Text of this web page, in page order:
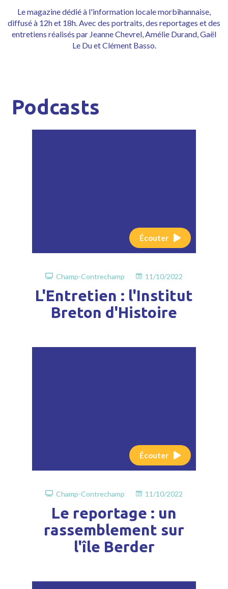
Le magazine dédié à l'information locale morbihannaise,
diffusé à 12h et 18h. Avec des portraits, des reportages et des
entretiens réalisés par Jeanne Chevrel, Amélie Durand, Gaël
Le Du et Clément Basso.
Podcasts
Écouter
Champ-Contrechamp 11/10/2022
L'Entretien : l'Institut
Breton d'Histoire
Écouter
Champ-Contrechamp 11/10/2022
Le reportage : un
rassemblement sur
l'île Berder